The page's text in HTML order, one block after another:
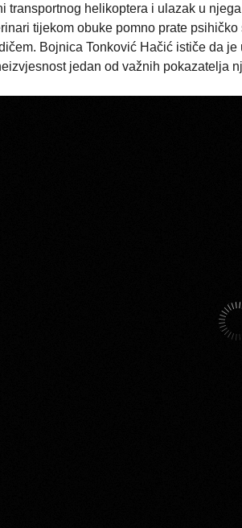
transportnog helikoptera i ulazak u
tijekom obuke pomno prate
Bojnica Tonković Hačić ističe da
jedan od važnih pokazatelja